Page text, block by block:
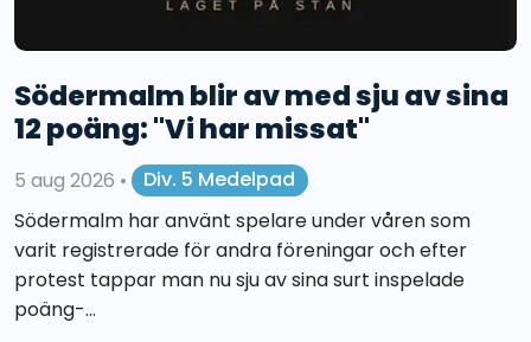
Södermalm blir av med sju av sina
12 poäng: "Vi har missat"
5 aug 2026 •
Div. 5 Medelpad
Södermalm har använt spelare under våren som
varit registrerade för andra föreningar och efter
protest tappar man nu sju av sina surt inspelade
poäng-...